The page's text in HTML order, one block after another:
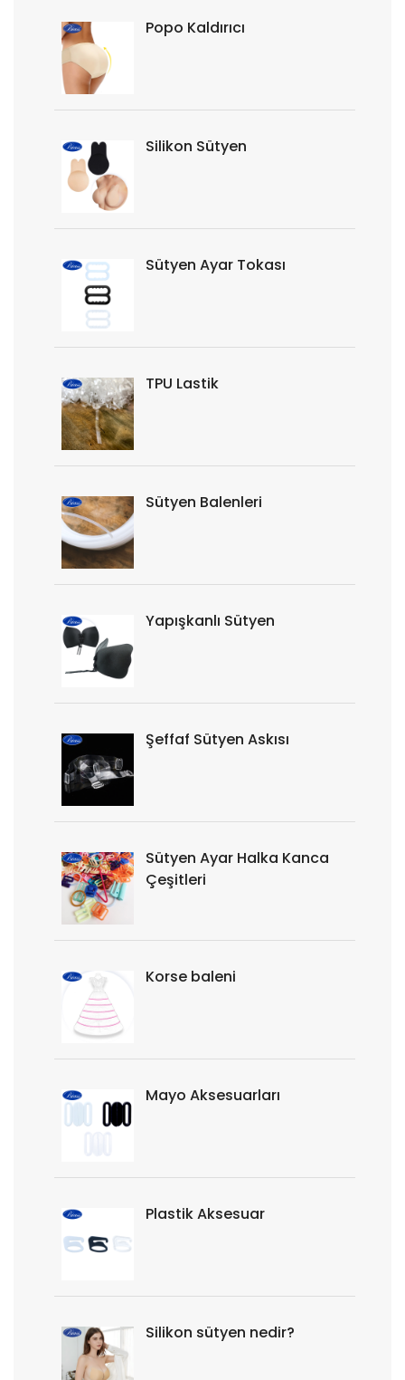
Popo Kaldırıcı
Silikon Sütyen
Sütyen Ayar Tokası
TPU Lastik
Sütyen Balenleri
Yapışkanlı Sütyen
Şeffaf Sütyen Askısı
Sütyen Ayar Halka Kanca
Çeşitleri
Korse baleni
Mayo Aksesuarları
Plastik Aksesuar
Silikon sütyen nedir?